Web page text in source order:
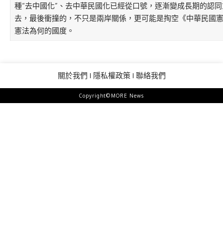
種“去中國化”、去中華民國化已經從口號，逐漸變成長期的認
去，最後衝撞的，不只是兩岸關係，更可能是掏空《中華民國
憲法為何的國度。
關於我們 隱私權政策 聯絡我們
Copyright©MORE News